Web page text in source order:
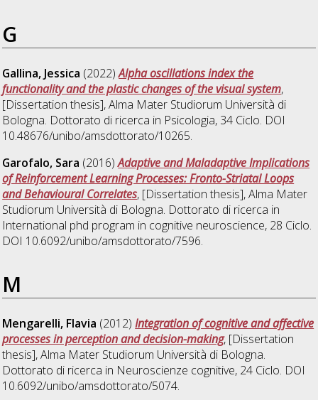
G
Gallina, Jessica (2022)Alpha oscillations index the
functionality and the plastic changes of the visual system,
[Dissertation thesis], Alma Mater Studiorum Università di
Bologna. Dottorato di ricerca in Psicologia, 34 Ciclo. DOI
10.48676/unibo/amsdottorato/10265.
Garofalo, Sara (2016)Adaptive and Maladaptive Implications
of Reinforcement Learning Processes: Fronto-Striatal Loops
and Behavioural Correlates, [Dissertation thesis], Alma Mater
Studiorum Università di Bologna. Dottorato di ricerca in
International phd program in cognitive neuroscience, 28 Ciclo.
DOI 10.6092/unibo/amsdottorato/7596.
M
Mengarelli, Flavia (2012)Integration of cognitive and affective
processes in perception and decision-making, [Dissertation
thesis], Alma Mater Studiorum Università di Bologna.
Dottorato di ricerca in Neuroscienze cognitive, 24 Ciclo. DOI
10.6092/unibo/amsdottorato/5074.